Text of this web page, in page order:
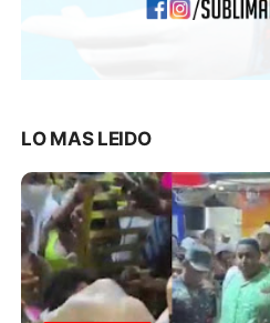
LO MAS LEIDO